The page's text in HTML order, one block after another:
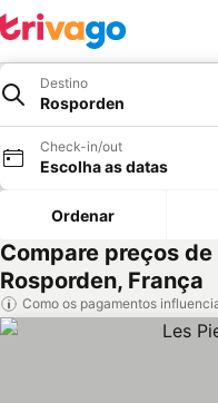
Destino
Rosporden
Check-in/out
Escolha as datas
Ordenar
Compare preços
Rosporden, França
Como os pagamentos